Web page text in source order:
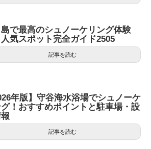
で最高のシュノーケリング体験
気スポット完全ガイド2505
記事を読む
年版】守谷海水浴場でシュノーケ
グ！おすすめポイントと駐車場・設
記事を読む